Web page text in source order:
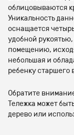
облицовываются
Уникальность
оснащается
удобной
помещению,
небольшая и
ребенку старшего
Обратите
Тележка может
дерево или